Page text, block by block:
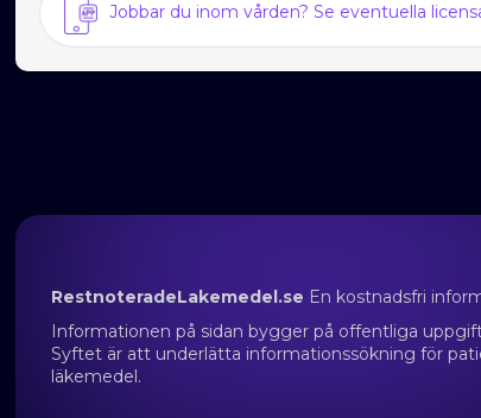
Jobbar du inom vården? Se eventuella
RestnoteradeLakemedel.se En kostnadsfri
Informationen på sidan bygger på offentliga
Syftet är att underlätta informationssökning för
läkemedel.